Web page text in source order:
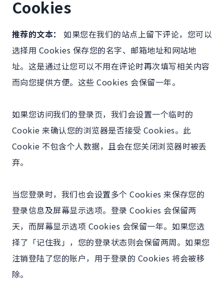
Cookies
推荐的文本：如果您在我们的站点上留下评论，您可以
选择用 Cookies 保存您的名字、邮箱地址和网站地
址。这是通过让您可以不用在评论时再次填写相关内容
而向您提供方便。这些 Cookies 会保留一年。
如果您访问我们的登录页，我们会设置一个临时的
Cookie 来确认您的浏览器是否接受 Cookies。此
Cookie 不包含个人数据，且会在您关闭浏览器时被丢
弃。
当您登录时，我们也会设置多个 Cookies 来保存您的
登录信息及屏幕显示选项。登录 Cookies 会保留两
天，而屏幕显示选项 Cookies 会保留一年。如果您选
择了「记住我」，您的登录状态则会保留两周。如果您
注销登陆了您的账户，用于登录的 Cookies 将会被移
除。